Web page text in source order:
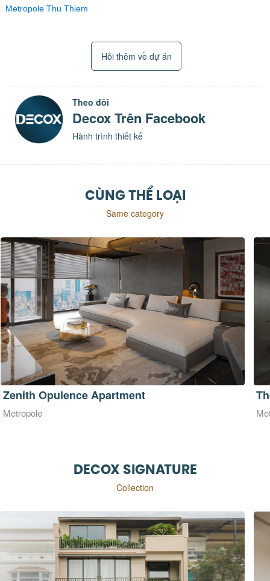
Metropole Thu Thiem
Hỏi thêm về dự án
Theo dõi
Decox Trên Facebook
Hành trình thiết kế
CÙNG THỂ LOẠI
Same category
The Opera 180m2 - Metropole Thủ Thiêm
Metropole
DECOX SIGNATURE
Collection